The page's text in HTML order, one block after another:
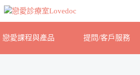
戀愛課程與產品 提問/客戶服務